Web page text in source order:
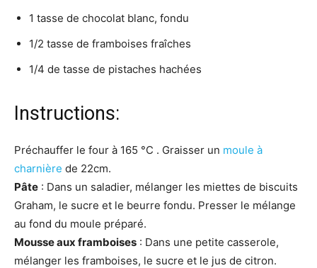
1 tasse de chocolat blanc, fondu
1/2 tasse de framboises fraîches
1/4 de tasse de pistaches hachées
Instructions:
Préchauffer le four à 165 °C . Graisser un moule à
charnière de 22cm.
Pâte : Dans un saladier, mélanger les miettes de biscuits
Graham, le sucre et le beurre fondu. Presser le mélange
au fond du moule préparé.
Mousse aux framboises : Dans une petite casserole,
mélanger les framboises, le sucre et le jus de citron.